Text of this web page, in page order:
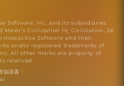
Software, Inc. and its subsidiaries.
Meier’s Civilization IV, Civilization, 2K
Interactive Software and their
and/or registered trademarks of
All other marks are property of
reserved.
協議書：